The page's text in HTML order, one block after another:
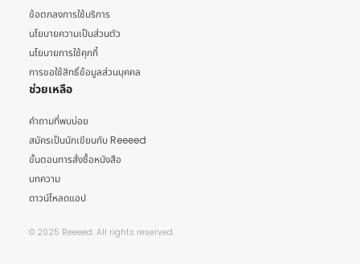
ข้อตกลงการใช้บริการ
นโยบายความเป็นส่วนตัว
นโยบายการใช้คุกกี้
การขอใช้สิทธิ์ข้อมูลส่วนบุคคล
ช่วยเหลือ
คำถามที่พบบ่อย
สมัครเป็นนักเขียนกับ Reeeed
ขั้นตอนการสั่งซื้อหนังสือ
บทความ
ดาวน์โหลดแอป
© 2025 Reeeed. All rights reserved.